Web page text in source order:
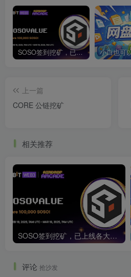
SOSO签到挖矿，已上线各大交易所
上一篇
CORE 公链挖矿
相关推荐
SOSO签到挖矿，已上线各大交易所
评论 抢沙发